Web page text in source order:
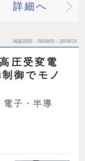
詳細へ
掲載期間 26/08/06～26/08/19
圧受変電
御でモノ
子・半導